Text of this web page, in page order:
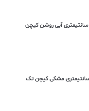
سینی پلی پروپیلن ۴۵x۳۵ سانتیمتری آبی روشن کیچن